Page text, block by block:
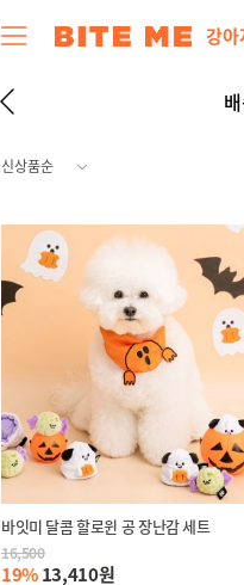
강아
바잇미 달콤 할로윈 공 장난감 세트
16,500
19%13,410원